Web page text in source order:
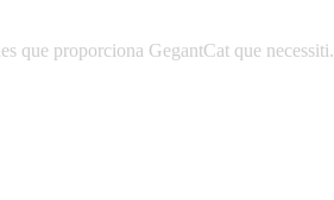
que proporciona GegantCat que necessiti.